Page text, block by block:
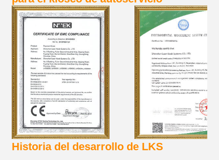
Historia del desarrollo de LKS